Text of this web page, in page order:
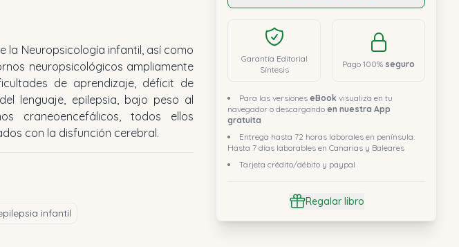
Garantía Editorial
Síntesis
Pago 100% seguro
Para las versiones eBook visualiza en tu
navegador o descargando en nuestra App
gratuita
Entrega hasta 72 horas laborales en península.
Hasta 7 días laborables en Canarias y Baleares
Tarjeta crédito/débito y paypal
Regalar libro
con la disfunción cerebral.
infantil